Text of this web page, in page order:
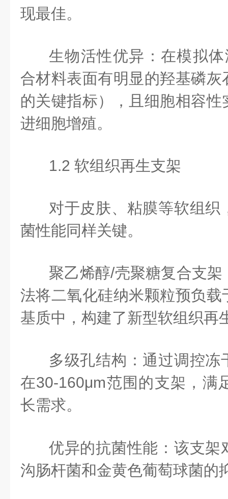
现最佳。
生物活性优异：在模拟
合材料表面有明显的羟基磷
的关键指标），且细胞相容
进细胞增殖。
1.2 软组织再生支架
对于皮肤、粘膜等软组织
菌性能同样关键。
聚乙烯醇/壳聚糖复合支
法将二氧化硅纳米颗粒预负
基质中，构建了新型软组织再
多级孔结构：通过调控冻
在30-160μm范围的支架，满
长需求。
优异的抗菌性能：该支架
沟肠杆菌和金黄色葡萄球菌的